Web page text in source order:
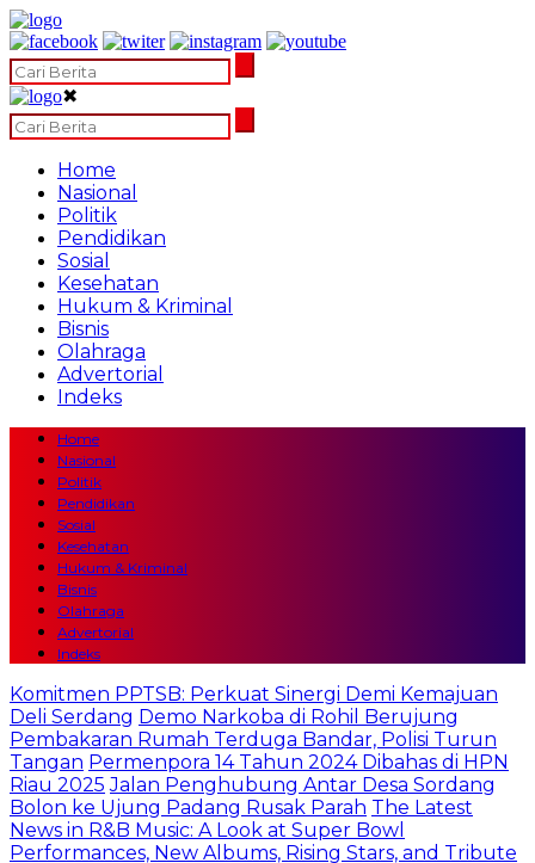
✖
Home
Nasional
Politik
Pendidikan
Sosial
Kesehatan
Hukum & Kriminal
Bisnis
Olahraga
Advertorial
Indeks
Home
Nasional
Politik
Pendidikan
Sosial
Kesehatan
Hukum & Kriminal
Bisnis
Olahraga
Advertorial
Indeks
Komitmen PPTSB: Perkuat Sinergi Demi Kemajuan
Deli Serdang Demo Narkoba di Rohil Berujung
Pembakaran Rumah Terduga Bandar, Polisi Turun
Tangan Permenpora 14 Tahun 2024 Dibahas di HPN
Riau 2025 Jalan Penghubung Antar Desa Sordang
Bolon ke Ujung Padang Rusak Parah The Latest
News in R&B Music: A Look at Super Bowl
Performances, New Albums, Rising Stars, and Tribute